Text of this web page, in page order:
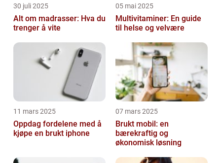
30 juli 2025
Alt om madrasser: Hva du
trenger å vite
05 mai 2025
Multivitaminer: En guide
til helse og velvære
11 mars 2025
Oppdag fordelene med å
kjøpe en brukt iphone
07 mars 2025
Brukt mobil: en
bærekraftig og
økonomisk løsning